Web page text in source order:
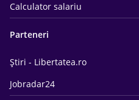
Calculator salariu
Parteneri
Știri - Libertatea.ro
Jobradar24